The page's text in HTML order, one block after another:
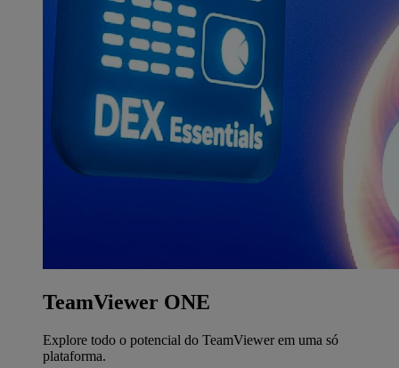
TeamViewer ONE
Explore todo o potencial do TeamViewer em uma só
plataforma.